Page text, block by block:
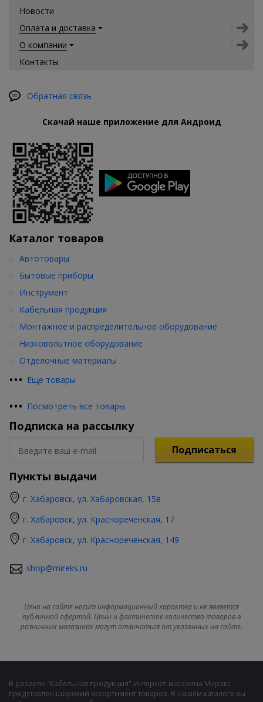
Новости
Оплата и доставка
О компании
Контакты
Обратная связь
Скачай наше приложение для Андроид
Каталог товаров
••• Еще товары
Автотовары
Бытовые приборы
Инструмент
Кабельная продукция
Монтажное и распределительное оборудование
Низковольтное оборудование
Отделочные материалы
••• Посмотреть все товары
Подписка на рассылку
Подписаться
Пункты выдачи
г. Хабаровск, ул. Хабаровская, 15в
г. Хабаровск, ул. Краснореченская, 17
г. Хабаровск, ул. Краснореченская, 149
shop@mireks.ru
Цена на сайте носит информационный характер и не является
публичной офертой. Цены и фактическое количество товаров в
розничных магазинах могут отличаться от указанных на сайте.
В разделе "Кабельная продукция" интернет-магазина Мирэкс
представлен широкий ассортимент товаров. В нашем каталоге вы